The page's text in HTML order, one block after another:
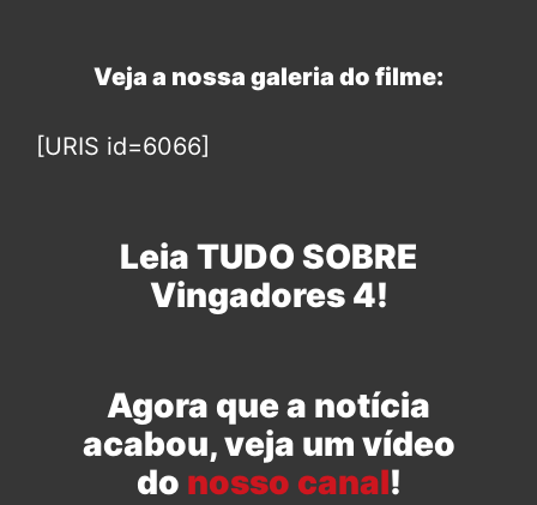
Veja a nossa galeria do filme:
[URIS id=6066]
Leia TUDO SOBRE
Vingadores 4!
Agora que a notícia
acabou, veja um vídeo
do nosso canal!